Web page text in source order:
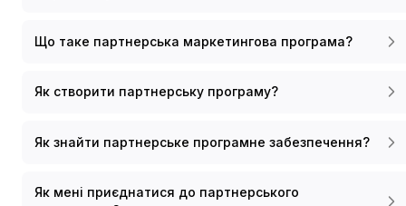
Що таке партнерська маркетингова програма?
Як створити партнерську програму?
Як знайти партнерське програмне забезпечення?
Як мені приєднатися до партнерського